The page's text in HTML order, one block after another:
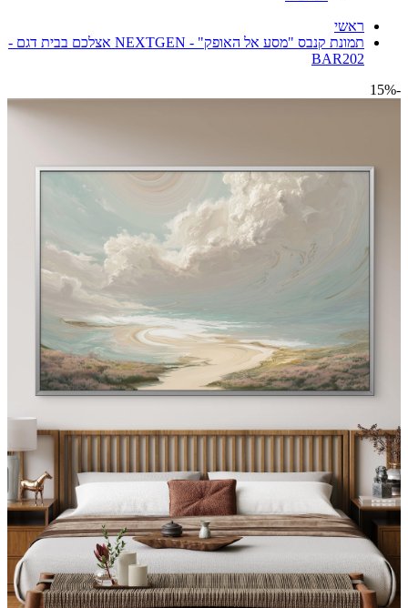
ראשי
תמונת קנבס "מסע אל האופק" - NEXTGEN אצלכם בבית דגם -
BAR202
-15%